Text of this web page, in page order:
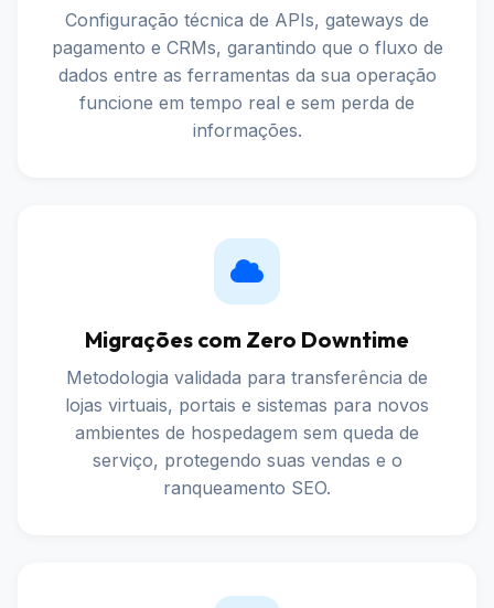
Configuração técnica de APIs, gateways de
pagamento e CRMs, garantindo que o fluxo de
dados entre as ferramentas da sua operação
funcione em tempo real e sem perda de
informações.
Migrações com Zero Downtime
Metodologia validada para transferência de
lojas virtuais, portais e sistemas para novos
ambientes de hospedagem sem queda de
serviço, protegendo suas vendas e o
ranqueamento SEO.